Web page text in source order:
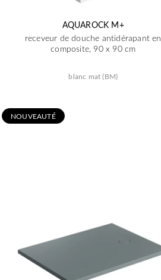
AQUAROCK M+
receveur de douche antidérapant en
composite, 90 x 90 cm
blanc mat (BM)
NOUVEAUTÉ